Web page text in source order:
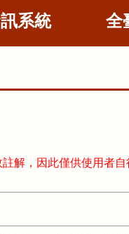
系統 全
解，因此僅供使用者自